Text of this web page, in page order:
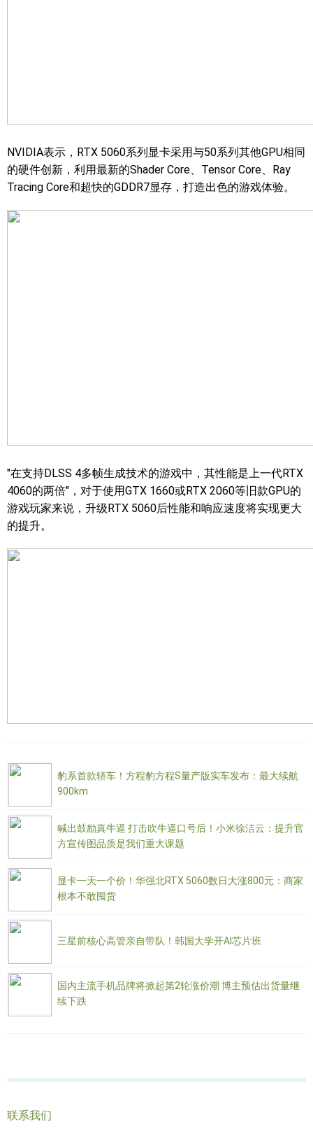
NVIDIA表示，RTX 5060系列显卡采用与50系列其他GPU相同
的硬件创新，利用最新的Shader Core、Tensor Core、Ray
Tracing Core和超快的GDDR7显存，打造出色的游戏体验。
"在支持DLSS 4多帧生成技术的游戏中，其性能是上一代RTX
4060的两倍"，对于使用GTX 1660或RTX 2060等旧款GPU的
游戏玩家来说，升级RTX 5060后性能和响应速度将实现更大
的提升。
豹系首款轿车！方程豹方程S量产版实车发布：最大续航
900km
喊出鼓励真牛逼 打击吹牛逼口号后！小米徐洁云：提升官
方宣传图品质是我们重大课题
显卡一天一个价！华强北RTX 5060数日大涨800元：商家
根本不敢囤货
三星前核心高管亲自带队！韩国大学开AI芯片班
国内主流手机品牌将掀起第2轮涨价潮 博主预估出货量继
续下跌
联系我们